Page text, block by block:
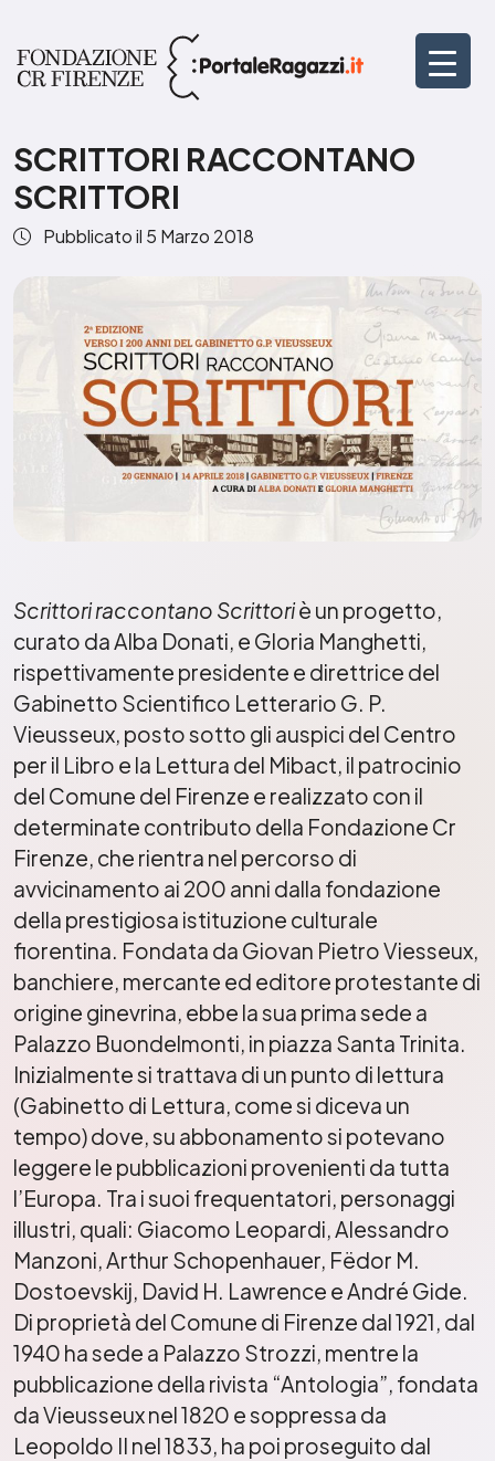
SCRITTORI RACCONTANO
SCRITTORI
Pubblicato il 5 Marzo 2018
Scrittori raccontano Scrittoriè un progetto,
curato da Alba Donati, e Gloria Manghetti,
rispettivamente presidente e direttrice del
Gabinetto Scientifico Letterario G. P.
Vieusseux, posto sotto gli auspici del Centro
per il Libro e la Lettura del Mibact, il patrocinio
del Comune del Firenze e realizzato con il
determinate contributo della Fondazione Cr
Firenze, che rientra nel percorso di
avvicinamento ai 200 anni dalla fondazione
della prestigiosa istituzione culturale
fiorentina. Fondata da Giovan Pietro Viesseux,
banchiere, mercante ed editore protestante di
origine ginevrina, ebbe la sua prima sede a
Palazzo Buondelmonti, in piazza Santa Trinita.
Inizialmente si trattava di un punto di lettura
(Gabinetto di Lettura, come si diceva un
tempo) dove, su abbonamento si potevano
leggere le pubblicazioni provenienti da tutta
l’Europa. Tra i suoi frequentatori, personaggi
illustri, quali: Giacomo Leopardi, Alessandro
Manzoni, Arthur Schopenhauer, Fëdor M.
Dostoevskij, David H. Lawrence e André Gide.
Di proprietà del Comune di Firenze dal 1921, dal
1940 ha sede a Palazzo Strozzi, mentre la
pubblicazione della rivista “Antologia”, fondata
da Vieusseux nel 1820 e soppressa da
Leopoldo II nel 1833, ha poi proseguito dal